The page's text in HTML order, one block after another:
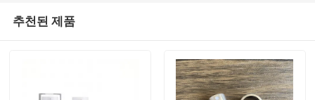
추천된 제품